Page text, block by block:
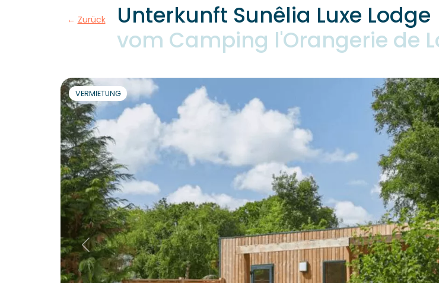
Zurück
Unterkunft Sunêlia Luxe Lodge
vom Camping l'Orangerie de
VERMIETUNG